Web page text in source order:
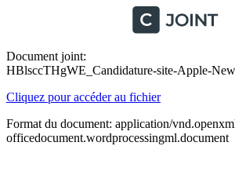
Document joint:
HBlsccTHgWE_Candidature-site-Apple-
Cliquez pour accéder au fichier
Format du document: application/
officedocument.wordprocessingml.document